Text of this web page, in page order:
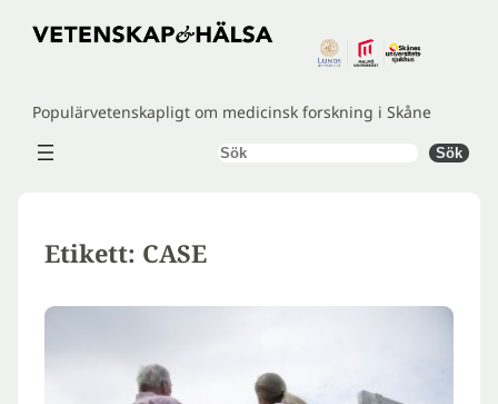
Hoppa
Populärvetenskapligt om medicinsk forskning i Skåne
Sök Sök
Etikett: CASE